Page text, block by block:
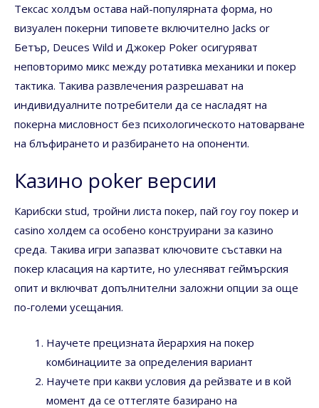
Тексас холдъм остава най-популярната форма, но
визуален покерни типовете включително Jacks or
Бетър, Deuces Wild и Джокер Poker осигуряват
неповторимо микс между ротативка механики и покер
тактика. Такива развлечения разрешават на
индивидуалните потребители да се насладят на
покерна мисловност без психологическото натоварване
на блъфирането и разбирането на опоненти.
Казино poker версии
Карибски stud, тройни листа покер, пай гоу гоу покер и
casino холдем са особено конструирани за казино
среда. Такива игри запазват ключовите съставки на
покер класация на картите, но улесняват геймърския
опит и включват допълнителни заложни опции за още
по-големи усещания.
Научете прецизната йерархия на покер
комбинациите за определения вариант
Научете при какви условия да рейзвате и в кой
момент да се оттегляте базирано на